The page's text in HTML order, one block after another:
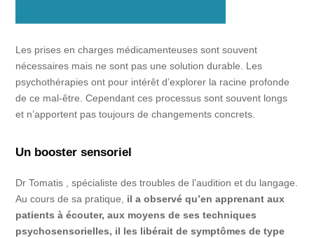
Les prises en charges médicamenteuses sont souvent
nécessaires mais ne sont pas une solution durable. Les
psychothérapies ont pour intérêt d’explorer la racine profonde
de ce mal-être. Cependant ces processus sont souvent longs
et n’apportent pas toujours de changements concrets.
Un booster sensoriel
Dr Tomatis , spécialiste des troubles de l’audition et du langage.
Au cours de sa pratique, il a observé qu’en apprenant aux
patients à écouter, aux moyens de ses techniques
psychosensorielles, il les libérait de symptômes de type